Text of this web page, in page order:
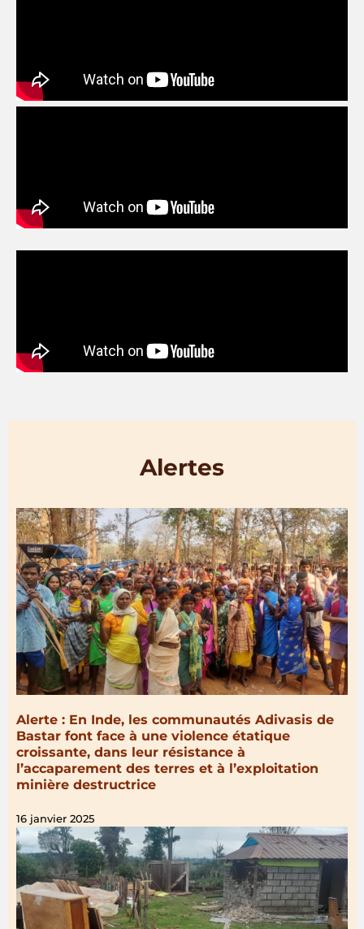
Alertes
Alerte : En Inde, les communautés Adivasis de
Bastar font face à une violence étatique
croissante, dans leur résistance à
l’accaparement des terres et à l’exploitation
minière destructrice
16 janvier 2025